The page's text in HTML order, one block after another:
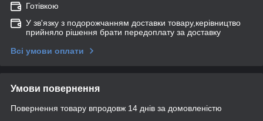
Готівкою
У зв'язку з подорожчанням доставки товару,керівництво
прийняло рішення брати передоплату за доставку
Всі умови оплати
Умови повернення
Повернення товару впродовж 14 днів за домовленістю